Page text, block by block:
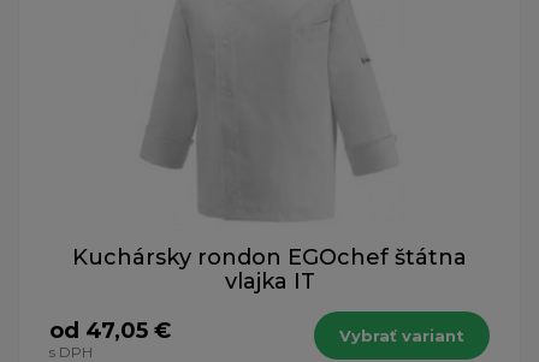
Kuchársky rondon EGOchef štátna
vlajka IT
od 47,05 €
s DPH
Vybrať variant